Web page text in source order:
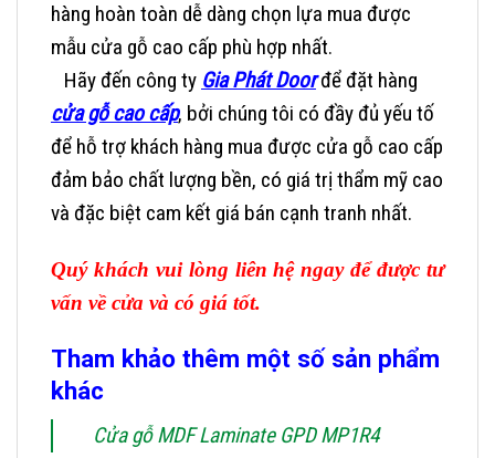
hàng hoàn toàn dễ dàng chọn lựa mua được
mẫu cửa gỗ cao cấp phù hợp nhất.
Hãy đến công ty Gia Phát Doorđể đặt hàng
cửa gỗ cao cấp, bởi chúng tôi có đầy đủ yếu tố
để hỗ trợ khách hàng mua được cửa gỗ cao cấp
đảm bảo chất lượng bền, có giá trị thẩm mỹ cao
và đặc biệt cam kết giá bán cạnh tranh nhất.
Quý khách vui lòng liên hệ ngay để được tư
vấn về cửa và có giá tốt.
Tham khảo thêm một số sản phẩm
khác
Cửa gỗ MDF Laminate GPD MP1R4